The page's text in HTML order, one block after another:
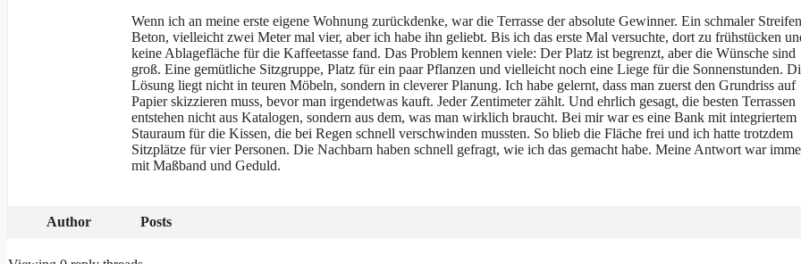
Wenn ich an meine erste eigene Wohnung zurückdenke, war die Terrasse der absolute Gewinner. Ein schmaler Streifen
Beton, vielleicht zwei Meter mal vier, aber ich habe ihn geliebt. Bis ich das erste Mal versuchte, dort zu frühstücken
keine Ablagefläche für die Kaffeetasse fand. Das Problem kennen viele: Der Platz ist begrenzt, aber die Wünsche sind
groß. Eine gemütliche Sitzgruppe, Platz für ein paar Pflanzen und vielleicht noch eine Liege für die Sonnenstunden.
Lösung liegt nicht in teuren Möbeln, sondern in cleverer Planung. Ich habe gelernt, dass man zuerst den Grundriss auf
Papier skizzieren muss, bevor man irgendetwas kauft. Jeder Zentimeter zählt. Und ehrlich gesagt, die besten Terrassen
entstehen nicht aus Katalogen, sondern aus dem, was man wirklich braucht. Bei mir war es eine Bank mit integriertem
Stauraum für die Kissen, die bei Regen schnell verschwinden mussten. So blieb die Fläche frei und ich hatte trotzdem
Sitzplätze für vier Personen. Die Nachbarn haben schnell gefragt, wie ich das gemacht habe. Meine Antwort war
mit Maßband und Geduld.
Author Posts